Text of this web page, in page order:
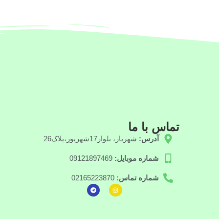
تماس با ما
آدرس: شهریار، بلوار17شهریور،پلاک26
شماره موبایل: 09121897469
شماره تماس: 02165223870